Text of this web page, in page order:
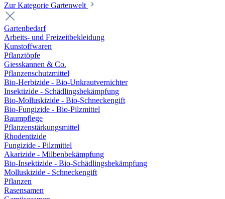
Zur Kategorie Gartenwelt
Gartenbedarf
Arbeits- und Freizeitbekleidung
Kunstoffwaren
Pflanztöpfe
Giesskannen & Co.
Pflanzenschutzmittel
Bio-Herbizide - Bio-Unkrautvernichter
Insektizide - Schädlingsbekämpfung
Bio-Molluskizide - Bio-Schneckengift
Bio-Fungizide - Bio-Pilzmittel
Baumpflege
Pflanzenstärkungsmittel
Rhodentizide
Fungizide - Pilzmittel
Akarizide - Milbenbekämpfung
Bio-Insektizide - Bio-Schädlingsbekämpfung
Molluskizide - Schneckengift
Pflanzen
Rasensamen